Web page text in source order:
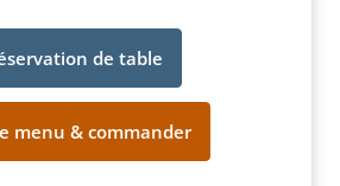
de table
menu & commander